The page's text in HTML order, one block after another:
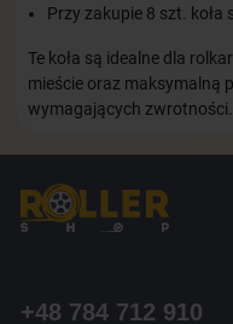
Przy zakupie 8 szt. koła
Te koła są idealne dla
mieście oraz maksymalną
wymagających zwrotności.
+48 784 712 910